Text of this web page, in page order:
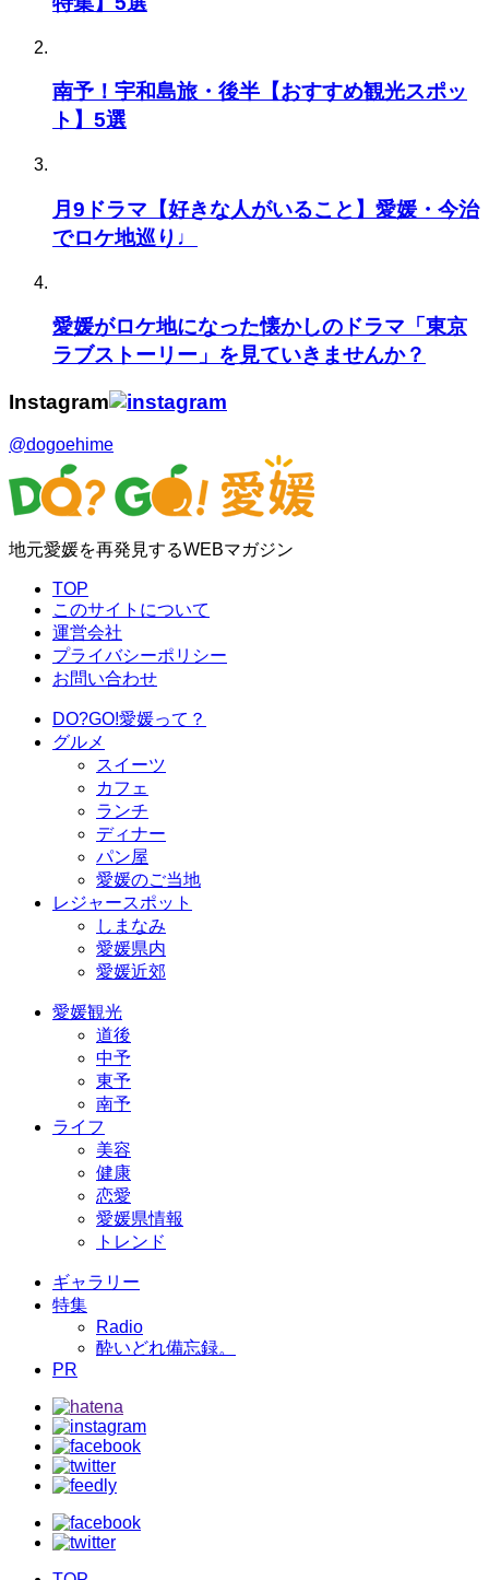
南予！宇和島旅・後半【おすすめ観光スポッ
ト】5選
月9ドラマ【好きな人がいること】愛媛・今治
でロケ地巡り♩
愛媛がロケ地になった懐かしのドラマ「東京
ラブストーリー」を見ていきませんか？
Instagram
@dogoehime
地元愛媛を再発見するWEBマガジン
TOP
このサイトについて
運営会社
プライバシーポリシー
お問い合わせ
DO?GO!愛媛って？
グルメ
スイーツ
カフェ
ランチ
ディナー
パン屋
愛媛のご当地
レジャースポット
しまなみ
愛媛県内
愛媛近郊
愛媛観光
道後
中予
東予
南予
ライフ
美容
健康
恋愛
愛媛県情報
トレンド
ギャラリー
特集
Radio
酔いどれ備忘録。
PR